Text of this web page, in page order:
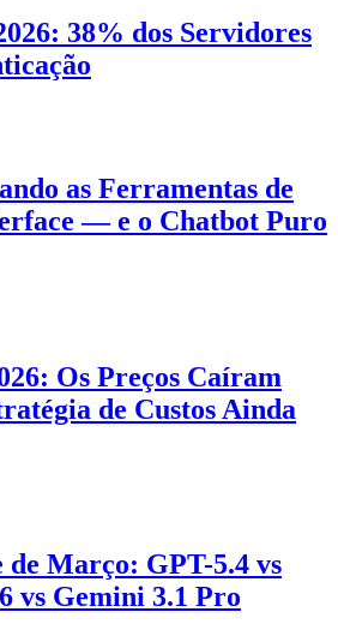
38% dos Servidores
as Ferramentas de
— e o Chatbot Puro
Os Preços Caíram
de Custos Ainda
de Março: GPT-5.4 vs
vs Gemini 3.1 Pro